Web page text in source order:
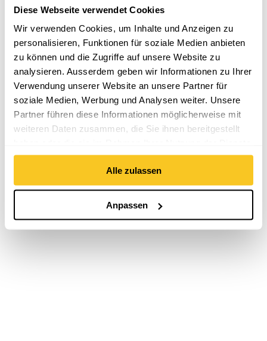
Diese Webseite verwendet Cookies
Wir verwenden Cookies, um Inhalte und Anzeigen zu
personalisieren, Funktionen für soziale Medien anbieten
zu können und die Zugriffe auf unsere Website zu
analysieren. Ausserdem geben wir Informationen zu Ihrer
Verwendung unserer Website an unsere Partner für
soziale Medien, Werbung und Analysen weiter. Unsere
Partner führen diese Informationen möglicherweise mit
weiteren Daten zusammen, die Sie ihnen bereitgestellt
gesammelt haben.
Alle zulassen
Anpassen